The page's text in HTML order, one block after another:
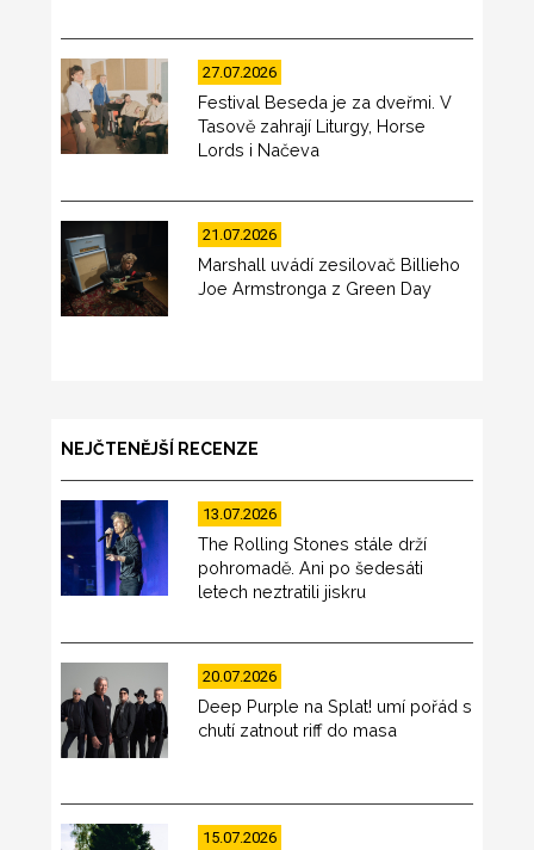
27.07.2026
Festival Beseda je za dveřmi. V
Tasově zahrají Liturgy, Horse
Lords i Načeva
21.07.2026
Marshall uvádí zesilovač Billieho
Joe Armstronga z Green Day
NEJČTENĚJŠÍ RECENZE
13.07.2026
The Rolling Stones stále drží
pohromadě. Ani po šedesáti
letech neztratili jiskru
20.07.2026
Deep Purple na Splat! umí pořád s
chutí zatnout riff do masa
15.07.2026